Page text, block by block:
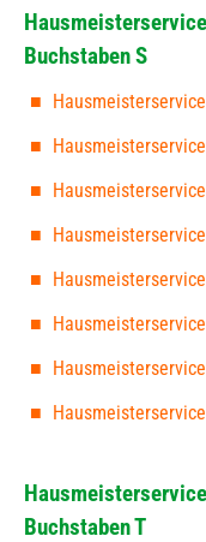
Buchstaben S
Buchstaben T